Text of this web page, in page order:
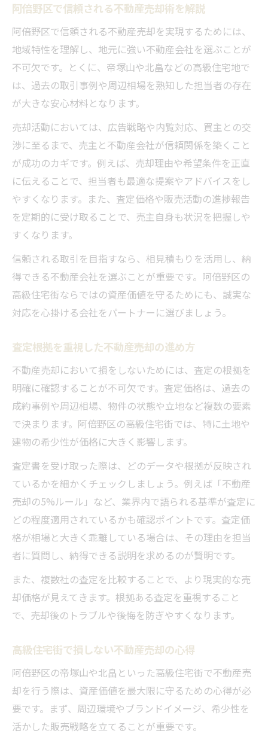
取引の透明性確保とルール遵守の重要性
囲い込み防止策と不動産売却成功の秘訣
不動産屋が嫌がる5％ルール違反のリスク
資産価値を守る売却手順と成功への近道
不動産売却で資産価値を最大化する手順
売却理由整理と信頼構築の大切なポイント
成約事例と市場動向を踏まえた価格決定法
買主への情報開示でトラブルを未然に防ぐ
阿倍野区で信頼される不動産売却術を解説
阿倍野区で信頼される不動産売却を実現するためには、
地域特性を理解し、地元に強い不動産会社を選ぶことが
不可欠です。とくに、帝塚山や北畠などの高級住宅地で
は、過去の取引事例や周辺相場を熟知した担当者の存在
が大きな安心材料となります。
売却活動においては、広告戦略や内覧対応、買主との交
渉に至るまで、売主と不動産会社が信頼関係を築くこと
が成功のカギです。例えば、売却理由や希望条件を正直
に伝えることで、担当者も最適な提案やアドバイスをし
やすくなります。また、査定価格や販売活動の進捗報告
を定期的に受け取ることで、売主自身も状況を把握しや
すくなります。
信頼される取引を目指すなら、相見積もりを活用し、納
得できる不動産会社を選ぶことが重要です。阿倍野区の
高級住宅街ならではの資産価値を守るためにも、誠実な
対応を心掛ける会社をパートナーに選びましょう。
査定根拠を重視した不動産売却の進め方
不動産売却において損をしないためには、査定の根拠を
明確に確認することが不可欠です。査定価格は、過去の
成約事例や周辺相場、物件の状態や立地など複数の要素
で決まります。阿倍野区の高級住宅街では、特に土地や
建物の希少性が価格に大きく影響します。
査定書を受け取った際は、どのデータや根拠が反映され
ているかを細かくチェックしましょう。例えば「不動産
売却の5%ルール」など、業界内で語られる基準が査定に
どの程度適用されているかも確認ポイントです。査定価
格が相場と大きく乖離している場合は、その理由を担当
者に質問し、納得できる説明を求めるのが賢明です。
また、複数社の査定を比較することで、より現実的な売
却価格が見えてきます。根拠ある査定を重視すること
で、売却後のトラブルや後悔を防ぎやすくなります。
高級住宅街で損しない不動産売却の心得
阿倍野区の帝塚山や北畠といった高級住宅街で不動産売
却を行う際は、資産価値を最大限に守るための心得が必
要です。まず、周辺環境やブランドイメージ、希少性を
活かした販売戦略を立てることが重要です。